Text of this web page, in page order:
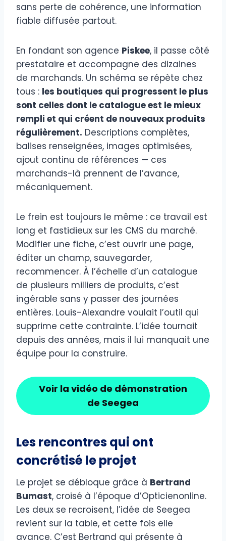
sans perte de cohérence, une information
fiable diffusée partout.
En fondant son agence Piskee, il passe côté
prestataire et accompagne des dizaines
de marchands. Un schéma se répète chez
tous : les boutiques qui progressent le plus
sont celles dont le catalogue est le mieux
rempli et qui créent de nouveaux produits
régulièrement. Descriptions complètes,
balises renseignées, images optimisées,
ajout continu de références — ces
marchands-là prennent de l’avance,
mécaniquement.
Le frein est toujours le même : ce travail est
long et fastidieux sur les CMS du marché.
Modifier une fiche, c’est ouvrir une page,
éditer un champ, sauvegarder,
recommencer. À l’échelle d’un catalogue
de plusieurs milliers de produits, c’est
ingérable sans y passer des journées
entières. Louis-Alexandre voulait l’outil qui
supprime cette contrainte. L’idée tournait
depuis des années, mais il lui manquait une
équipe pour la construire.
Voir la vidéo de démonstration
de Seegea
Les rencontres qui ont
concrétisé le projet
Le projet se débloque grâce à Bertrand
Bumast, croisé à l’époque d’Opticienonline.
Les deux se recroisent, l’idée de Seegea
revient sur la table, et cette fois elle
avance. C’est Bertrand qui présente à